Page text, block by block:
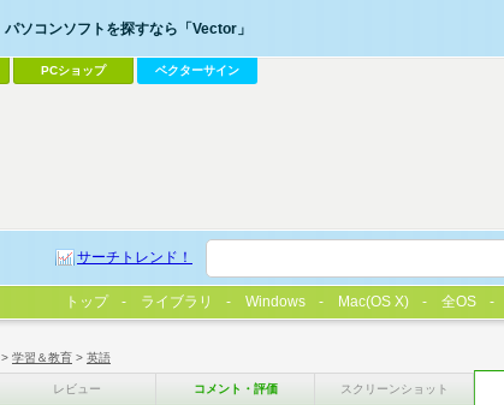
> 学習＆教育 > 英語
レビュー コメント・評価 スクリーンショット
パソコンソフトを探すなら「Vector」
PCショップ ベクターサイン
サーチトレンド！
トップ ライブラリ Windows Mac(OS X) 全OS